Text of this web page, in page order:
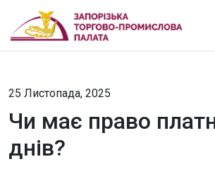
25 Листопада, 2025
Чи має право
днів?